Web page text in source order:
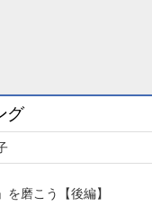
グ
磨こう【後編】